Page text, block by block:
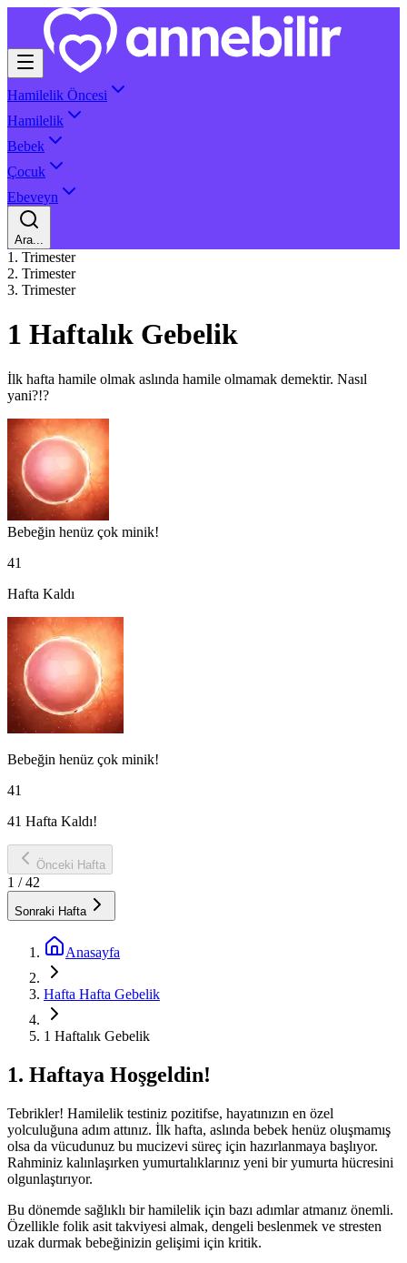
Hamilelik Öncesi
Hamilelik
Bebek
Çocuk
Ebeveyn
Ara...
1. Trimester
2. Trimester
3. Trimester
1 Haftalık Gebelik
İlk hafta hamile olmak aslında hamile olmamak demektir. Nasıl
yani?!?
Bebeğin henüz çok minik!
41
Hafta Kaldı
Bebeğin henüz çok minik!
41
41 Hafta Kaldı!
Önceki Hafta
1 / 42
Sonraki Hafta
Anasayfa
Hafta Hafta Gebelik
1 Haftalık Gebelik
1. Haftaya Hoşgeldin!
Tebrikler! Hamilelik testiniz pozitifse, hayatınızın en özel
yolculuğuna adım attınız. İlk hafta, aslında bebek henüz oluşmamış
olsa da vücudunuz bu mucizevi süreç için hazırlanmaya başlıyor.
Rahminiz kalınlaşırken yumurtalıklarınız yeni bir yumurta hücresini
olgunlaştırıyor.
Bu dönemde sağlıklı bir hamilelik için bazı adımlar atmanız önemli.
Özellikle folik asit takviyesi almak, dengeli beslenmek ve stresten
uzak durmak bebeğinizin gelişimi için kritik.